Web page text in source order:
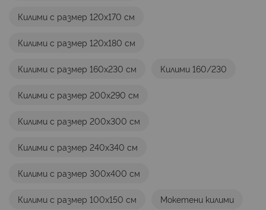
Килими с размер 120х170 см
Килими с размер 120х180 см
Килими с размер 160х230 см Килими 160/230
Килими с размер 200х290 см
Килими с размер 200х300 см
Килими с размер 240х340 см
Килими с размер 300х400 см
Килими с размер 100х150 см Мокетени килими